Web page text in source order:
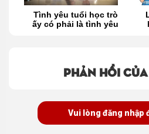
Tình yêu tuổi học trò
ấy có phải là tình yêu
Phản hồi
Vui lòng đăng nhập